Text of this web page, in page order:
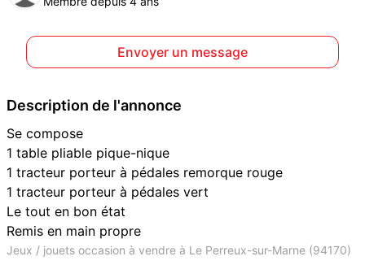
Envoyer un message
Description de l'annonce
Se compose
1 table pliable pique-nique
1 tracteur porteur à pédales remorque rouge
1 tracteur porteur à pédales vert
Le tout en bon état
Remis en main propre
Jeux / jouets occasion à vendre à Le Perreux-sur-Marne (94170)